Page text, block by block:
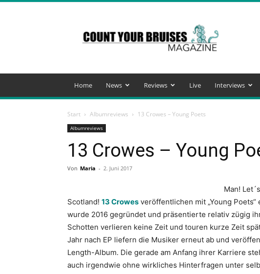
Your
Bruises
Magazine
Home News Reviews Live Interviews
Start Albumreviews 13 Crowes – Young Poets
Albumreviews
13 Crowes – Young
Von Maria - 2. Juni 2017
Man!
Scotland! 13 Crowes veröffentlichen mit „Young
wurde 2016 gegründet und präsentierte relativ zügig
Schotten verlieren keine Zeit und touren kurze Zeit
Jahr nach EP liefern die Musiker erneut ab und
Length-Album. Die gerade am Anfang ihrer Karriere
auch irgendwie ohne wirkliches Hinterfragen unter